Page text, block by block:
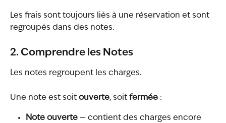
Les frais sont toujours liés à une réservation et sont
regroupés dans des notes.
2. Comprendre les Notes
Les notes regroupent les charges.
Une note est soit ouverte, soit fermée :
Note ouverte — contient des charges encore